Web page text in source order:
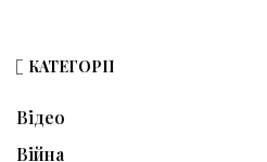
КАТЕГОРІЇ
Відео
Війна